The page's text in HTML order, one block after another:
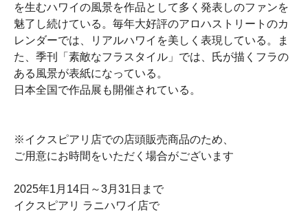
を生むハワイの風景を作品として多く発表しのファンを
魅了し続けている。毎年大好評のアロハストリートのカ
レンダーでは、リアルハワイを美しく表現している。ま
た、季刊「素敵なフラスタイル」では、氏が描くフラの
ある風景が表紙になっている。
日本全国で作品展も開催されている。
※イクスピアリ店での店頭販売商品のため、
ご用意にお時間をいただく場合がございます
2025年1月14日～3月31日まで
イクスピアリ ラニハワイ店で